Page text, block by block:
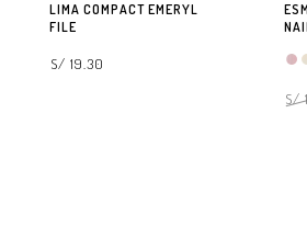
LIMA COMPACT EMERYL
FILE
S/ 19.30
S/